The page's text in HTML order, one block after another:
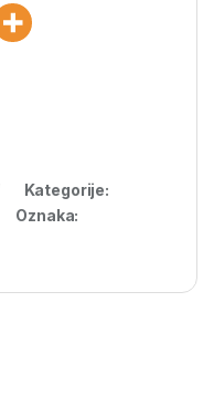
Kategorije:
Oznaka: